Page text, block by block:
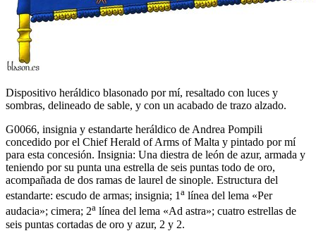
Dispositivo heráldico blasonado por mí, resaltado con luces y
sombras, delineado de sable, y con un acabado de trazo alzado.
G0066, insignia y estandarte heráldico de Andrea Pompili
concedido por el Chief Herald of Arms of Malta y pintado por mí
para esta concesión. Insignia: Una diestra de león de azur, armada y
teniendo por su punta una estrella de seis puntas todo de oro,
acompañada de dos ramas de laurel de sinople. Estructura del
estandarte: escudo de armas; insignia; 1 a línea del lema «Per
audacia»; cimera; 2a línea del lema «Ad astra»; cuatro estrellas de
seis puntas cortadas de oro y azur, 2 y 2.